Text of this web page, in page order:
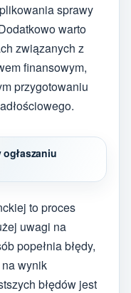
sprawy
warto
związanych z
finansowym,
przygotowaniu
ogłaszaniu
to proces
uwagi na
popełnia błędy,
wynik
błędów jest